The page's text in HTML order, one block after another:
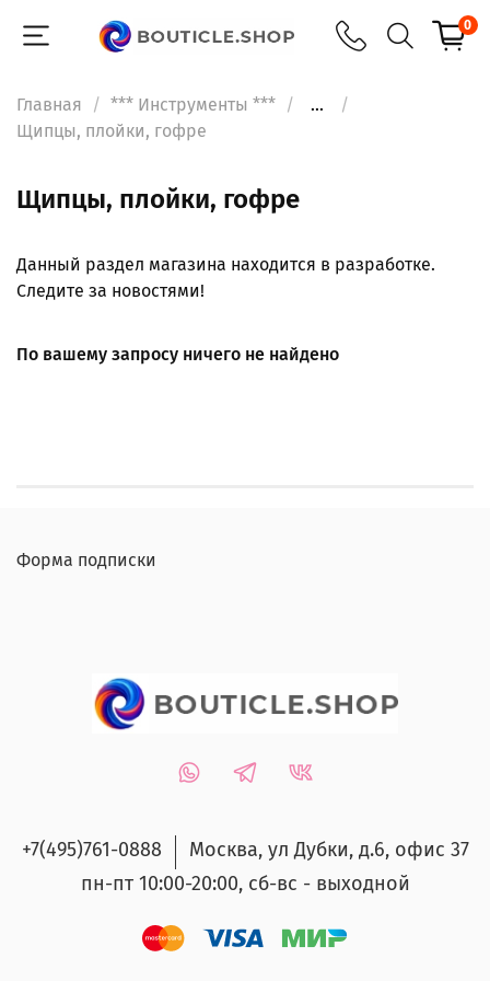
0
Главная *** Инструменты ***
...
Щипцы, плойки, гофре
Щипцы, плойки, гофре
Данный раздел магазина находится в разработке.
Следите за новостями!
По вашему запросу ничего не найдено
Форма подписки
+7(495)761-0888
Москва, ул Дубки, д.6, офис 37
пн-пт 10:00-20:00, сб-вс - выходной